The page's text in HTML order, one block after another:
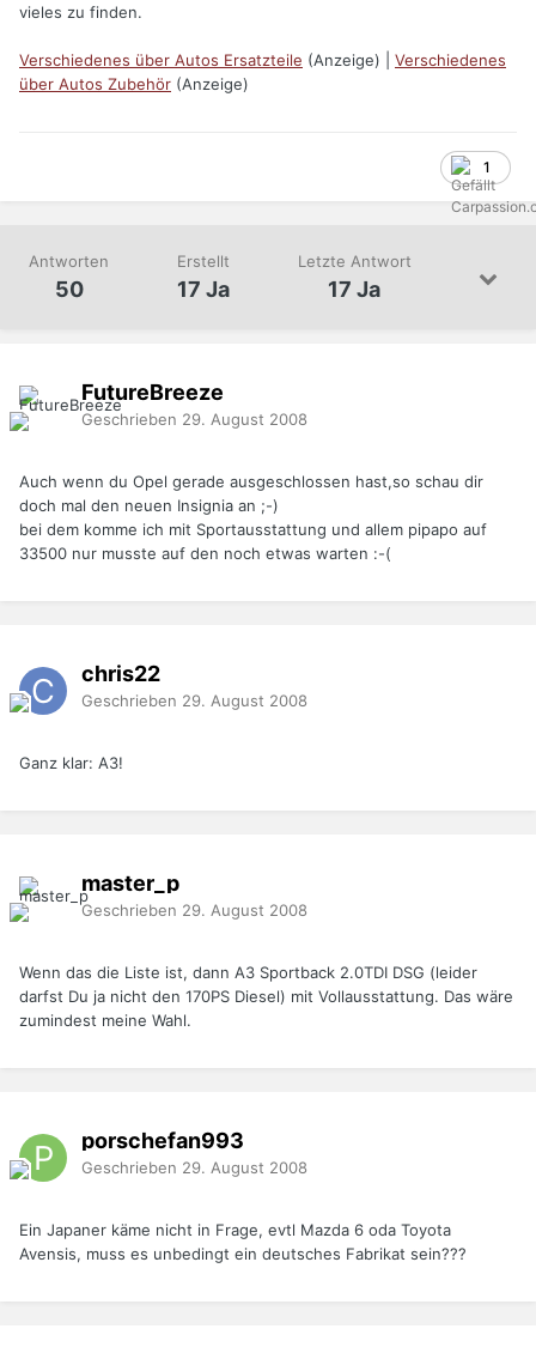
vieles zu finden.
Verschiedenes über Autos Ersatzteile (Anzeige) | Verschiedenes
über Autos Zubehör (Anzeige)
1
Antworten
50
Erstellt
17 Ja
Letzte Antwort
17 Ja
FutureBreeze
Geschrieben 29. August 2008
Auch wenn du Opel gerade ausgeschlossen hast,so schau dir
doch mal den neuen Insignia an ;-)
bei dem komme ich mit Sportausstattung und allem pipapo auf
33500 nur musste auf den noch etwas warten :-(
chris22
Geschrieben 29. August 2008
Ganz klar: A3!
master_p
Geschrieben 29. August 2008
Wenn das die Liste ist, dann A3 Sportback 2.0TDI DSG (leider
darfst Du ja nicht den 170PS Diesel) mit Vollausstattung. Das wäre
zumindest meine Wahl.
porschefan993
Geschrieben 29. August 2008
Ein Japaner käme nicht in Frage, evtl Mazda 6 oda Toyota
Avensis, muss es unbedingt ein deutsches Fabrikat sein???